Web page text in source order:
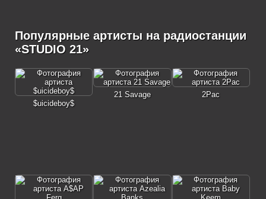
Популярные артисты на радиостанции
«STUDIO 21»
$uicideboy$
21 Savage 2Pac